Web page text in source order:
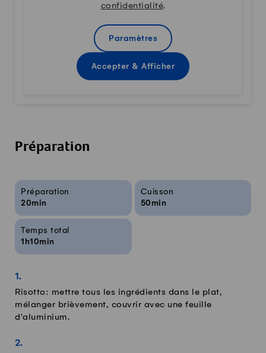
confidentialité.
Paramètres
Accepter & Afficher
Préparation
Infos sur la recette
Préparation
20min
Cuisson
50min
Temps total
1h10min
Risotto: mettre tous les ingrédients dans le plat,
mélanger brièvement, couvrir avec une feuille
d'aluminium.